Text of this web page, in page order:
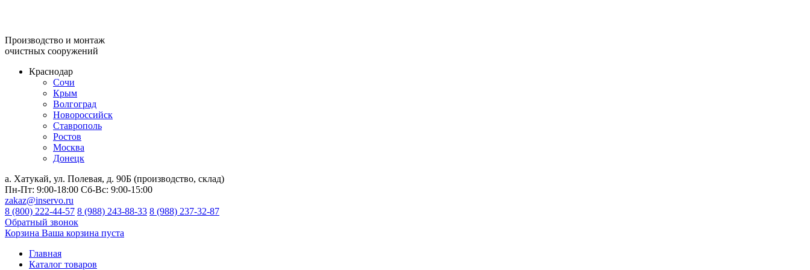
Производство и монтаж
очистных сооружений
Краснодар
Сочи
Крым
Волгоград
Новороссийск
Ставрополь
Ростов
Москва
Донецк
а. Хатукай, ул. Полевая, д. 90Б (производство, склад)
Пн-Пт: 9:00-18:00 Сб-Вс: 9:00-15:00
zakaz@inservo.ru
8 (800) 222-44-57 8 (988) 243-88-33 8 (988) 237-32-87
Обратный звонок
Корзина Ваша корзина пуста
Главная
Каталог товаров